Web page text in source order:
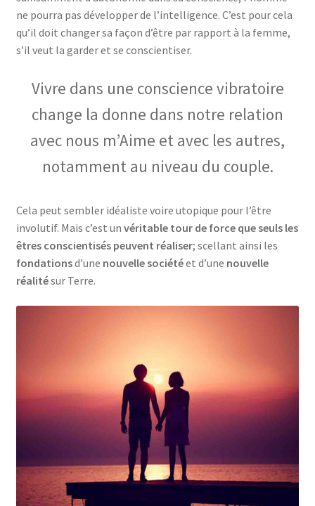
ne pourra pas développer de l’intelligence. C’est pour cela
qu’il doit changer sa façon d’être par rapport à la femme,
s’il veut la garder et se conscientiser.
Vivre dans une conscience vibratoire
change la donne dans notre relation
avec nous m’Aime et avec les autres,
notamment au niveau du couple.
Cela peut sembler idéaliste voire utopique pour l’être
involutif. Mais c’est un véritable tour de force que seuls les
êtres conscientisés peuvent réaliser; scellant ainsi les
fondationsd’une nouvelle sociétéet d’une nouvelle
réalitésur Terre.